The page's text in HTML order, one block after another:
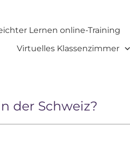
Lernen online-Training
Virtuelles Klassenzimmer
der Schweiz?